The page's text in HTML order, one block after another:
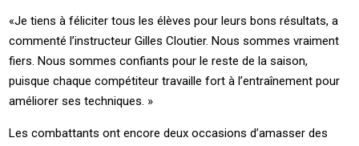
«Je tiens à féliciter tous les élèves pour leurs bons résultats, a
commenté l’instructeur Gilles Cloutier. Nous sommes vraiment
fiers. Nous sommes confiants pour le reste de la saison,
puisque chaque compétiteur travaille fort à l’entraînement pour
améliorer ses techniques. »
Les combattants ont encore deux occasions d’amasser des